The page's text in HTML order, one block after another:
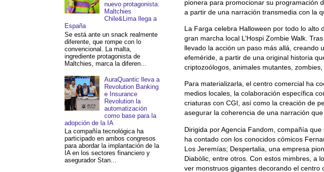
pionera para promocionar su programación
a partir de una narración transmedia con la
La Farga celebra Halloween por todo lo alto
gran marcha local L’Hospi Zombie Walk.
llevado la acción un paso más allá, creando
efeméride, a partir de una original historia
criptozoólogos, animales mutantes,
Para materializarla, el centro comercial ha
medios locales, la colaboración específica
criaturas con CGI, así como la creación de
asegurar la coherencia de una narración
Dirigida por Agencia Fandom, compañía
ha contado con los conocidos cómicos
Los Jeremías; Despertalia, una empresa
Diabòlic, entre otros. Con estos mimbres, a
ver monstruos gigantes decorando el
nuevo protagonista:
Maltchies
Chile&Lima llega a
España
Se está ante un snack realmente
diferente, que rompe con lo
convencional. La malta,
ingrediente protagonista de
Maltchies, marca la diferen...
AuraQuantic lleva a
Revolution Banking
e Insurance
Revolution la
automatización
como base para la
adopción de la IA
La compañía tecnológica ha
participado en ambos congresos
para abordar la implantación de la
IA en los sectores financiero y
asegurador Stan...